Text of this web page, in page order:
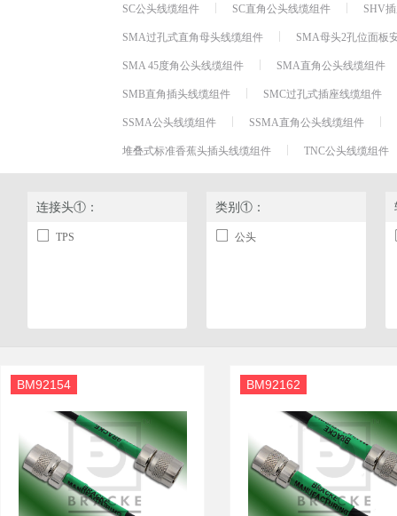
SC公头线缆组件
SC直角公头线缆组件
SHV
SMA过孔式直角母头线缆组件
SMA母头2孔位面板
SMA 45度角公头线缆组件
SMA直角公头线缆组件
SMB直角插头线缆组件
SMC过孔式插座线缆组件
SSMA公头线缆组件
SSMA直角公头线缆组件
堆叠式标准香蕉头插头线缆组件
TNC公头线缆组件
连接头①：
TPS
类别①：
公头
BM92154 BM92162